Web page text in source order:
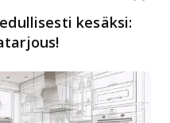
kesäksi: